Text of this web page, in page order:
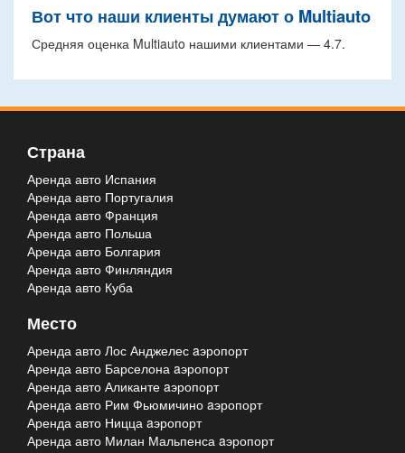
Вот что наши клиенты думают о Multiauto
Средняя оценка Multiauto нашими клиентами — 4.7.
Страна
Аренда авто Испания
Аренда авто Португалия
Аренда авто Франция
Аренда авто Польша
Аренда авто Болгария
Аренда авто Финляндия
Аренда авто Куба
Место
Аренда авто Лос Анджелес aэропорт
Аренда авто Барселона aэропорт
Аренда авто Аликанте aэропорт
Аренда авто Рим Фьюмичино aэропорт
Аренда авто Ницца aэропорт
Аренда авто Милан Мальпенса aэропорт